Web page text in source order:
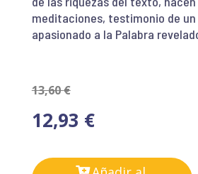
meditaciones, testimonio de
apasionado a la Palabra
13,60€
12,93 €